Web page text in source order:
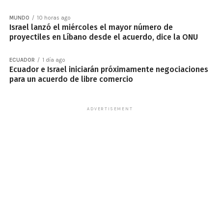
MUNDO 10 horas ago
Israel lanzó el miércoles el mayor número de
proyectiles en Líbano desde el acuerdo, dice la ONU
ECUADOR 1 día ago
Ecuador e Israel iniciarán próximamente negociaciones
para un acuerdo de libre comercio
ADVERTISEMENT